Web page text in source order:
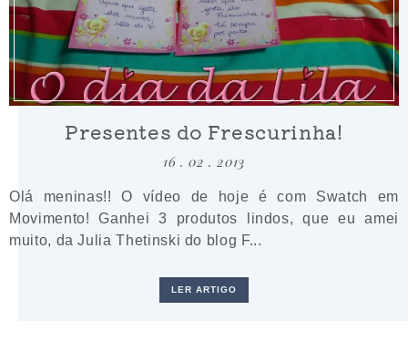
Presentes do Frescurinha!
16 . 02 . 2013
Olá meninas!! O vídeo de hoje é com Swatch em
Movimento! Ganhei 3 produtos lindos, que eu amei
muito, da Julia Thetinski do blog F...
LER ARTIGO